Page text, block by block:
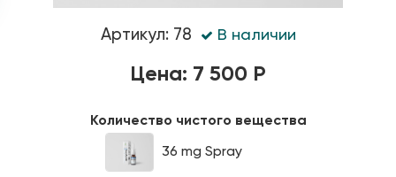
Артикул: 78 В наличии
Цена: 7 500 Р
Количество чистого вещества
36 mg Spray